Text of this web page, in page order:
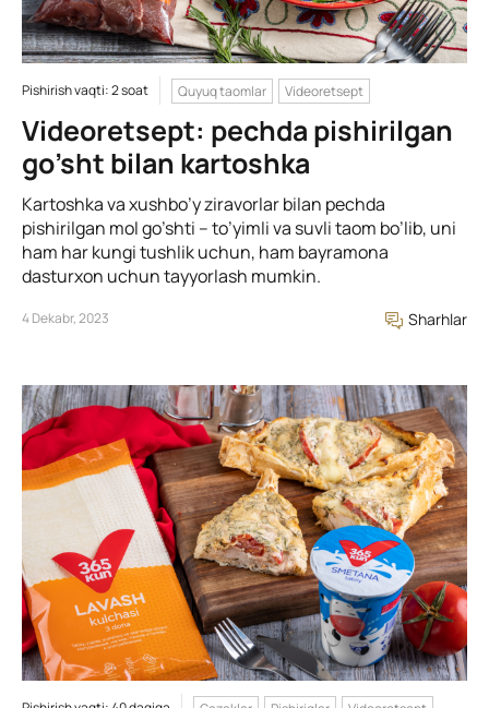
Pishirish vaqti: 2 soat Quyuq taomlar Videoretsept
Videoretsept: pechda pishirilgan
go’sht bilan kartoshka
Kartoshka va xushbo’y ziravorlar bilan pechda
pishirilgan mol go’shti – to’yimli va suvli taom bo’lib, uni
ham har kungi tushlik uchun, ham bayramona
dasturxon uchun tayyorlash mumkin.
4 Dekabr, 2023 Sharhlar